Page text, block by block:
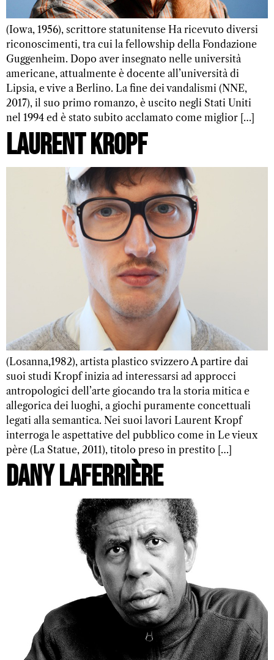
(Iowa, 1956), scrittore statunitense Ha ricevuto diversi
riconoscimenti, tra cui la fellowship della Fondazione
Guggenheim. Dopo aver insegnato nelle università
americane, attualmente è docente all’università di
Lipsia, e vive a Berlino. La fine dei vandalismi (NNE,
2017), il suo primo romanzo, è uscito negli Stati Uniti
nel 1994 ed è stato subito acclamato come miglior […]
Laurent Kropf
(Losanna,1982), artista plastico svizzero A partire dai
suoi studi Kropf inizia ad interessarsi ad approcci
antropologici dell’arte giocando tra la storia mitica e
allegorica dei luoghi, a giochi puramente concettuali
legati alla semantica. Nei suoi lavori Laurent Kropf
interroga le aspettative del pubblico come in Le vieux
père (La Statue, 2011), titolo preso in prestito […]
Dany Laferrière